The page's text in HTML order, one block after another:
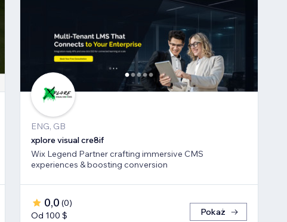
ENG, GB
xplore visual cre8if
Wix Legend Partner crafting immersive CMS
experiences & boosting conversion
0,0 (0)
Od 100 $
Pokaż